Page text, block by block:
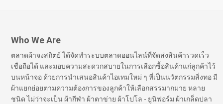
Who We Are
ตลาดผ้าจงสถิตย์ ได้จัดทำระบบตลาดออนไลน์ที่จัดส่งสินค้ารวดเร็ว
เชื่อถือได้ และมอบความสะดวกสบายในการเลือกซื้อสินค้าแก่ลูกค้าไว้
บนหน้าจอ ด้วยการนำเสนอสินค้าไอเทมใหม่ ๆ ที่เป็นนวัตกรรมสิ่งทอ มี
ผ้าแยกย่อยตามความต้องการของลูกค้าให้เลือกสรรมากมาย หลาย
ชนิด ไม่ว่าจะเป็น ผ้ากีฬา ผ้าตาข่าย ผ้าโปโล - ยูนิฟอร์ม ผ้าเกล็ดปลา